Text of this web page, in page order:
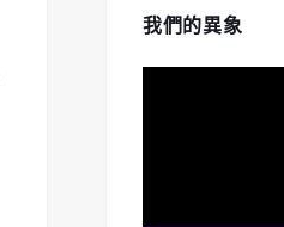
我們的異象